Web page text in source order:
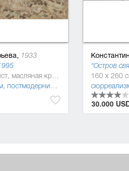
1933
75 x 82 см, холст, масляная краска
, постмодернизм фигуратив
"Остров
30.000